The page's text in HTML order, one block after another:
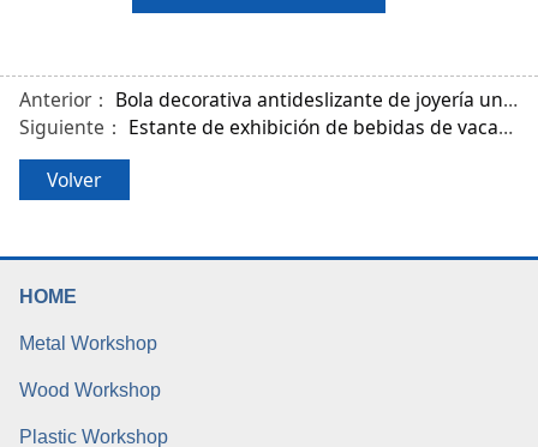
Anterior： Bola decorativa antideslizante de joyería universal de flores de Navidad
Siguiente： Estante de exhibición de bebidas de vacaciones
Volver
HOME
Metal Workshop
Wood Workshop
Plastic Workshop